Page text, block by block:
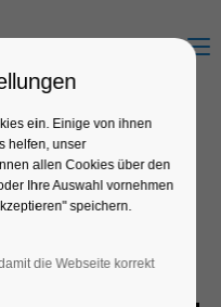
Menu
Bianca
ein. Einige von ihnen
helfen, unser
allen Cookies über den
Ihre Auswahl vornehmen
speichern.
die Webseite korrekt